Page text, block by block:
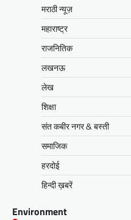
मराठी न्यूज़
महाराष्ट्र
राजनितिक
लखनऊ
लेख
शिक्षा
संत कबीर नगर & बस्ती
समाजिक
हरदोई
हिन्दी ख़बरें
Environment